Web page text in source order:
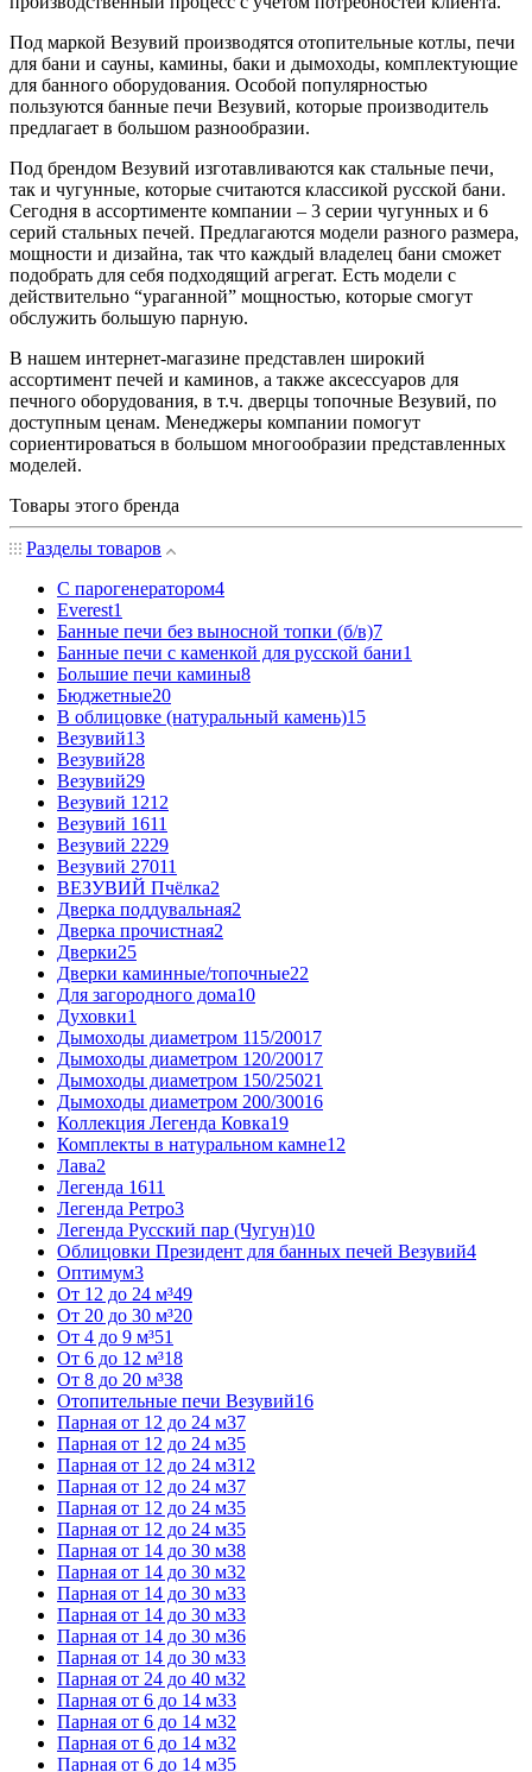
Под маркой Везувий производятся отопительные котлы, печи
для бани и сауны, камины, баки и дымоходы, комплектующие
для банного оборудования. Особой популярностью
пользуются банные печи Везувий, которые производитель
предлагает в большом разнообразии.
Под брендом Везувий изготавливаются как стальные печи,
так и чугунные, которые считаются классикой русской бани.
Сегодня в ассортименте компании – 3 серии чугунных и 6
серий стальных печей. Предлагаются модели разного размера,
мощности и дизайна, так что каждый владелец бани сможет
подобрать для себя подходящий агрегат. Есть модели с
действительно “ураганной” мощностью, которые смогут
обслужить большую парную.
В нашем интернет-магазине представлен широкий
ассортимент печей и каминов, а также аксессуаров для
печного оборудования, в т.ч. дверцы топочные Везувий, по
доступным ценам. Менеджеры компании помогут
сориентироваться в большом многообразии представленных
моделей.
Товары этого бренда
Разделы товаров
C парогенератором4
Everest1
Банные печи без выносной топки (б/в)7
Банные печи с каменкой для русской бани1
Большие печи камины8
Бюджетные20
В облицовке (натуральный камень)15
Везувий13
Везувий28
Везувий29
Везувий 1212
Везувий 1611
Везувий 2229
Везувий 27011
ВЕЗУВИЙ Пчёлка2
Дверка поддувальная2
Дверка прочистная2
Дверки25
Дверки каминные/топочные22
Для загородного дома10
Духовки1
Дымоходы диаметром 115/20017
Дымоходы диаметром 120/20017
Дымоходы диаметром 150/25021
Дымоходы диаметром 200/30016
Коллекция Легенда Ковка19
Комплекты в натуральном камне12
Лава2
Легенда 1611
Легенда Ретро3
Легенда Русский пар (Чугун)10
Облицовки Президент для банных печей Везувий4
Оптимум3
От 12 до 24 м³49
От 20 до 30 м³20
От 4 до 9 м³51
От 6 до 12 м³18
От 8 до 20 м³38
Отопительные печи Везувий16
Парная от 12 до 24 м37
Парная от 12 до 24 м35
Парная от 12 до 24 м312
Парная от 12 до 24 м37
Парная от 12 до 24 м35
Парная от 12 до 24 м35
Парная от 14 до 30 м38
Парная от 14 до 30 м32
Парная от 14 до 30 м33
Парная от 14 до 30 м33
Парная от 14 до 30 м36
Парная от 14 до 30 м33
Парная от 24 до 40 м32
Парная от 6 до 14 м33
Парная от 6 до 14 м32
Парная от 6 до 14 м32
Парная от 6 до 14 м35